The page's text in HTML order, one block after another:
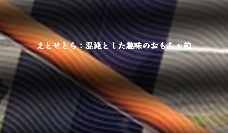
えとせとら：混沌とした趣味のおもちゃ箱